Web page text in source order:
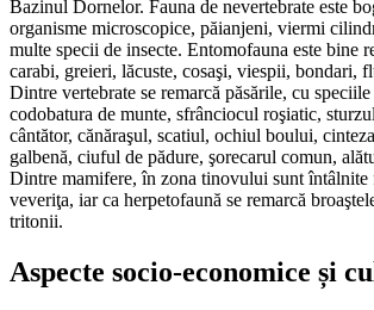
Bazinul Dornelor. Fauna de nevertebrate este
organisme microscopice, păianjeni, viermi
multe specii de insecte. Entomofauna este bine
carabi, greieri, lăcuste, cosaşi, viespii, bondari,
Dintre vertebrate se remarcă păsările, cu
codobatura de munte, sfrânciocul roşiatic,
cântător, cănăraşul, scatiul, ochiul boului,
galbenă, ciuful de pădure, şorecarul comun,
Dintre mamifere, în zona tinovului sunt întâlnite
veveriţa, iar ca herpetofaună se remarcă
tritonii.
Aspecte socio-economice și